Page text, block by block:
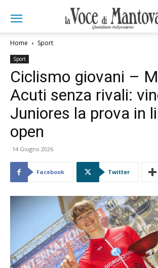
Home Sport
Sport
Ciclismo giovani –
Acuti senza rivali:
Juniores la prova in
open
14 Giugno 2026
Facebook Twitter